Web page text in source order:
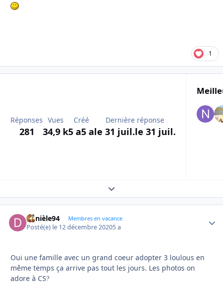
1
Réponses
281
Vues
34,9 k
Créé
5 a5 a
Dernière réponse
le 31 juil.le 31 juil.
Expand topic overview
Danièle94 Membres en vacance
Posté(e) le 12 décembre 20205 a
Oui une famille avec un grand coeur adopter 3 loulous en
même temps ça arrive pas tout les jours. Les photos on
adore à CS?